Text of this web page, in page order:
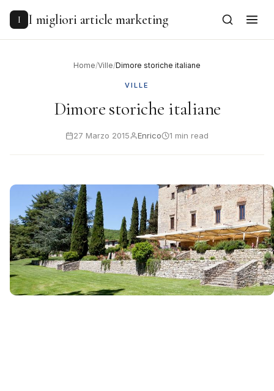
content
I I migliori article marketing
Home/Ville/Dimore storiche italiane
VILLE
Dimore storiche italiane
27 Marzo 2015 Enrico 1 min read